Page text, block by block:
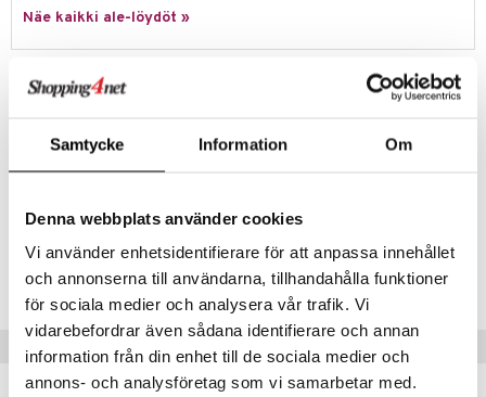
Samtycke Information Om
Denna webbplats använder cookies
Vi använder enhetsidentifierare för att anpassa innehållet
och annonserna till användarna, tillhandahålla funktioner
för sociala medier och analysera vår trafik. Vi
vidarebefordrar även sådana identifierare och annan
information från din enhet till de sociala medier och
annons- och analysföretag som vi samarbetar med.
Näe kaikki ale-löydöt »
Tuotetieto
on 18 cm. BITZ rustiikkiset kivikeraamiset kulhon on saatavana ei
kokoisina ja monin ihanin värityksin kauniilla, reaktiivisella lasituksella,
Tuotenumero
ITL55-1-SVF
Suositut tuotteet
& Peitot